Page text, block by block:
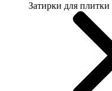
Затирки для плитки